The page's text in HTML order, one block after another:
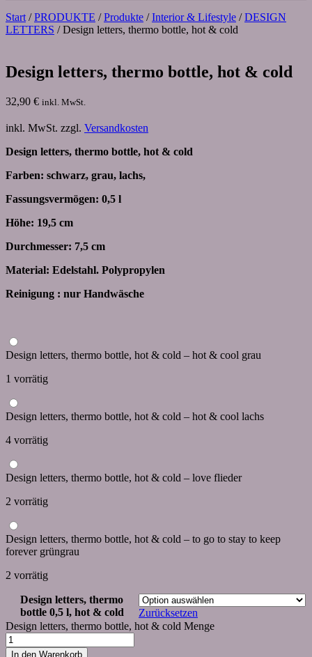
Start /PRODUKTE /Produkte /Interior & Lifestyle /DESIGN
LETTERS / Design letters, thermo bottle, hot & cold
Design letters, thermo bottle, hot & cold
32,90 € inkl. MwSt.
inkl. MwSt. zzgl. Versandkosten
Design letters, thermo bottle, hot & cold
Farben: schwarz, grau, lachs,
Fassungsvermögen: 0,5 l
Höhe: 19,5 cm
Durchmesser: 7,5 cm
Material: Edelstahl. Polypropylen
Reinigung : nur Handwäsche
Design letters, thermo bottle, hot & cold – hot & cool grau
1 vorrätig
Design letters, thermo bottle, hot & cold – hot & cool lachs
4 vorrätig
Design letters, thermo bottle, hot & cold – love flieder
2 vorrätig
Design letters, thermo bottle, hot & cold – to go to stay to keep
forever grüngrau
2 vorrätig
Design letters, thermo
bottle 0,5 l, hot & cold
Zurücksetzen
Design letters, thermo bottle, hot & cold Menge
In den Warenkorb